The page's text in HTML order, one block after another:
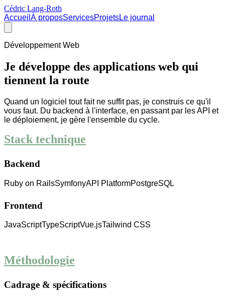
Cédric Lang-Roth
Accueil À proposServicesProjetsLe journal
Développement Web
Je développe des applications web qui
tiennent la route
Quand un logiciel tout fait ne suffit pas, je construis ce qu'il
vous faut. Du backend à l'interface, en passant par les API et
le déploiement, je gère l'ensemble du cycle.
Stack technique
Backend
Ruby on RailsSymfonyAPI PlatformPostgreSQL
Frontend
JavaScriptTypeScriptVue.jsTailwind CSS
Méthodologie
Cadrage & spécifications